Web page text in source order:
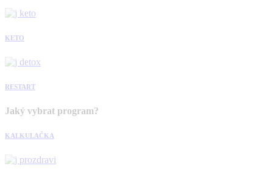
KETO
RESTART
Jaký vybrat program?
KALKULAČKA